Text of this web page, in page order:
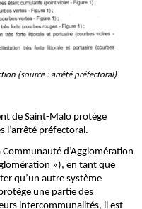
(source : arrêté préfectoral)
de Saint-Malo protège
l’arrêté préfectoral.
d’Agglomération
»), en tant que
qu’un autre système
une partie des
intercommunalités, il est